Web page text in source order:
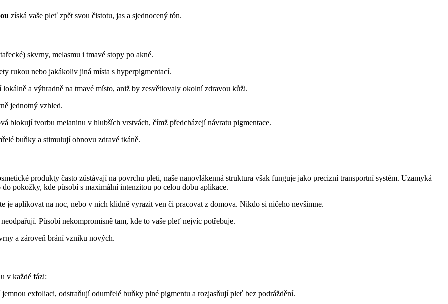
získá vaše pleť zpět svou čistotu, jas a sjednocený tón.
skvrny, melasmu i tmavé stopy po akné.
rukou nebo jakákoliv jiná místa s hyperpigmentací.
a výhradně na tmavé místo, aniž by zesvětlovaly okolní zdravou kůži.
jednotný vzhled.
blokují tvorbu melaninu v hlubších vrstvách, čímž předcházejí návratu pigmentace.
buňky a stimulují obnovu zdravé tkáně.
produkty často zůstávají na povrchu pleti, naše nanovlákenná struktura však funguje jako precizní transportní systém. Uzamyká
pokožky, kde působí s maximální intenzitou po celou dobu aplikace.
je aplikovat na noc, nebo v nich klidně vyrazit ven či pracovat z domova. Nikdo si ničeho nevšimne.
Působí nekompromisně tam, kde to vaše pleť nejvíc potřebuje.
a zároveň brání vzniku nových.
v každé fázi:
exfoliaci, odstraňují odumřelé buňky plné pigmentu a rozjasňují pleť bez podráždění.